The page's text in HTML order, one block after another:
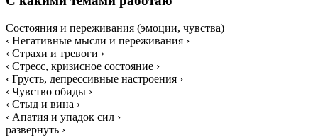
Cостояния и переживания (эмоции, чувства)
‹ Негативные мысли и переживания ›
‹ Страхи и тревоги ›
‹ Стресс, кризисное состояние ›
‹ Грусть, депрессивные настроения ›
‹ Чувство обиды ›
‹ Стыд и вина ›
‹ Апатия и упадок сил ›
развернуть ›